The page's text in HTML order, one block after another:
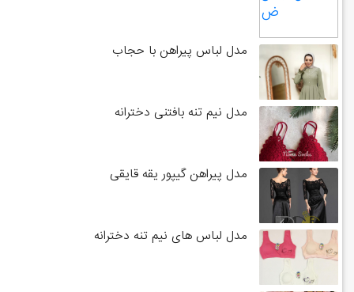
مدل لباس پیراهن با حجاب
مدل نیم تنه بافتنی دخترانه
مدل پیراهن گیپور یقه قایقی
مدل لباس های نیم تنه دخترانه